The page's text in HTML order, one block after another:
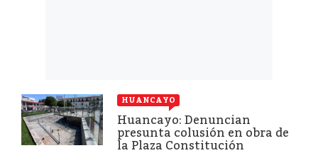
HUANCAYO
Huancayo: Denuncian
presunta colusión en obra de
la Plaza Constitución